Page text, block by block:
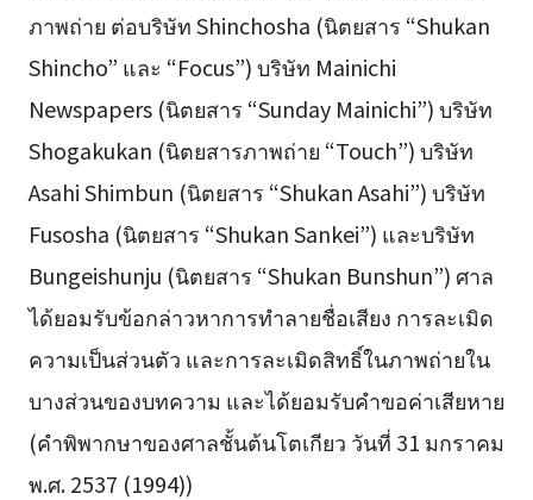
ภาพถ่าย ต่อบริษัท Shinchosha (นิตยสาร “Shukan
Shincho” และ “Focus”) บริษัท Mainichi
Newspapers (นิตยสาร “Sunday Mainichi”) บริษัท
Shogakukan (นิตยสารภาพถ่าย “Touch”) บริษัท
Asahi Shimbun (นิตยสาร “Shukan Asahi”) บริษัท
Fusosha (นิตยสาร “Shukan Sankei”) และบริษัท
Bungeishunju (นิตยสาร “Shukan Bunshun”) ศาล
ได้ยอมรับข้อกล่าวหาการทำลายชื่อเสียง การละเมิด
ความเป็นส่วนตัว และการละเมิดสิทธิ์ในภาพถ่ายใน
บางส่วนของบทความ และได้ยอมรับคำขอค่าเสียหาย
(คำพิพากษาของศาลชั้นต้นโตเกียว วันที่ 31 มกราคม
พ.ศ. 2537 (1994))